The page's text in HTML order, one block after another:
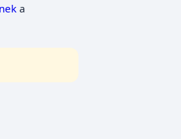
a